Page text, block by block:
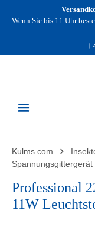
Zum Hauptinhalt
Wenn Sie bis 11 Uhr
Kulms.com
Spannungsgittergerät
Professional
11W